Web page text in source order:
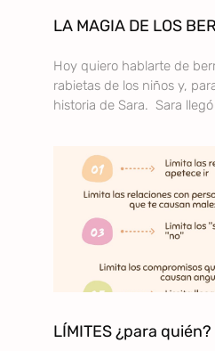
LA MAGIA DE LOS
Hoy quiero hablarte de
rabietas de los niños y,
historia de Sara. Sara
LÍMITES ¿para quién?